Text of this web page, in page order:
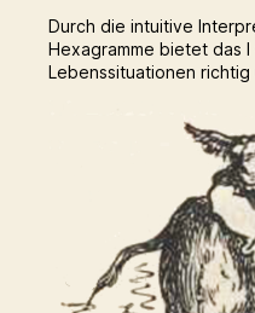
Durch die intuitive
Hexagramme bietet das
Lebenssituationen